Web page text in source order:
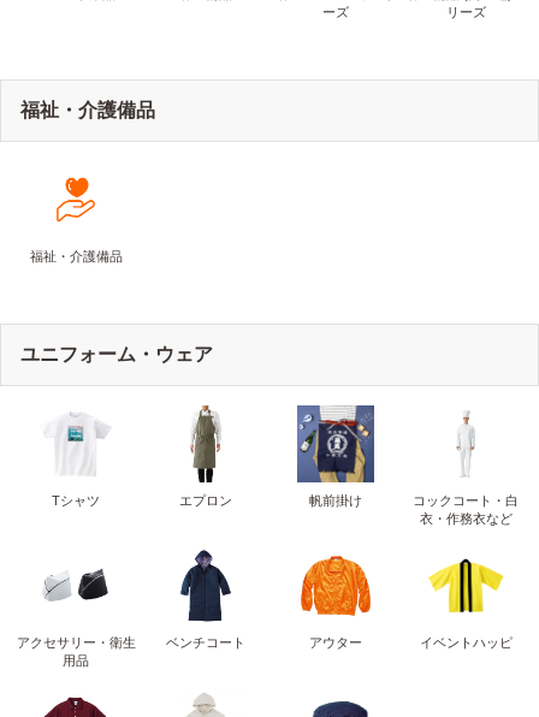
ーズ
リーズ
福祉・介護備品
福祉・介護備品
ユニフォーム・ウェア
Tシャツ エプロン 帆前掛け
コックコート・白
衣・作務衣など
アクセサリー・衛生
用品
ベンチコート アウター イベントハッピ